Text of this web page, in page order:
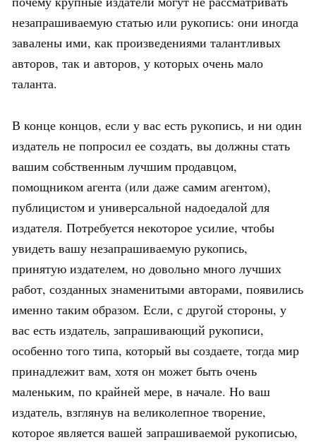
незапрашиваемую статью или рукопись: они иногда
завалены ими, как произведениями талантливых
авторов, так и авторов, у которых очень мало
таланта.
В конце концов, если у вас есть рукопись, и ни один
издатель не попросил ее создать, вы должны стать
вашим собственным лучшим продавцом,
помощником агента (или даже самим агентом),
публицистом и универсальной надоедалой для
издателя. Потребуется некоторое усилие, чтобы
увидеть вашу незапрашиваемую рукопись,
принятую издателем, но довольно много лучших
работ, созданных знаменитыми авторами, появились
именно таким образом. Если, с другой стороны, у
вас есть издатель, запрашивающий рукописи,
особенно того типа, который вы создаете, тогда мир
принадлежит вам, хотя он может быть очень
маленьким, по крайней мере, в начале. Но ваш
издатель, взглянув на великолепное творение,
которое является вашей запрашиваемой рукописью,